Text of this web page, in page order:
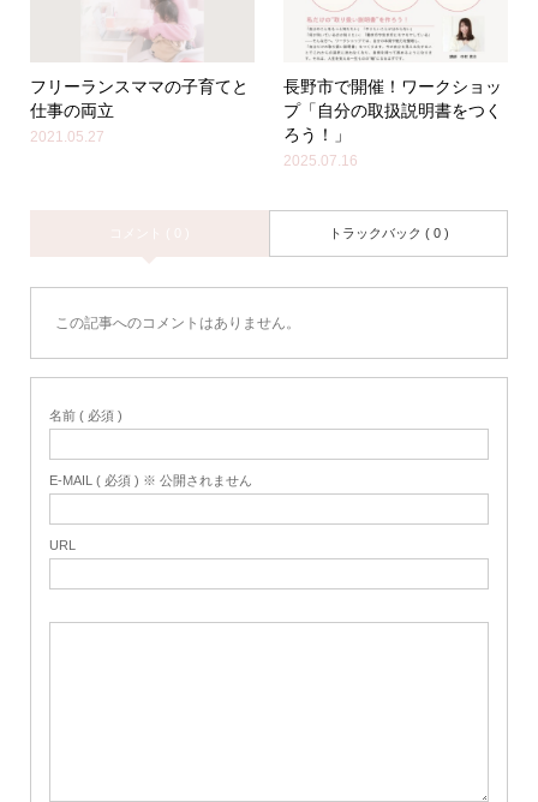
フリーランスママの子育てと
仕事の両立
2021.05.27
長野市で開催！ワークショッ
プ「自分の取扱説明書をつく
ろう！」
2025.07.16
トラックバック ( 0 )
この記事へのコメントはありません。
名前 ( 必須 )
E-MAIL ( 必須 ) ※ 公開されません
URL